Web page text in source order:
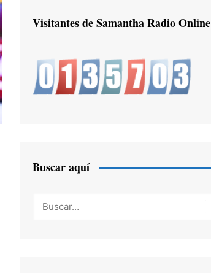
Visitantes de Samantha Radio Online
Buscar aquí